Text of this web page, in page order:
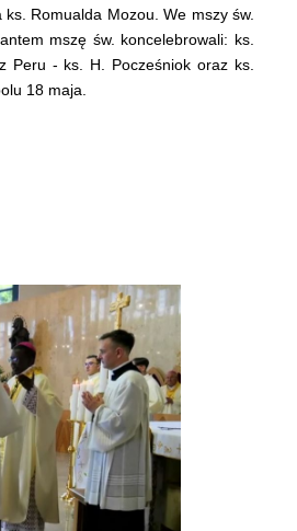
Romualda Mozou. We mszy św.
mszę św. koncelebrowali: ks.
Peru - ks. H. Pocześniok oraz ks.
18 maja.